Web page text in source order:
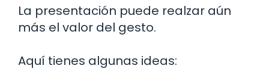
La presentación puede realzar aún
más el valor del gesto.
Aquí tienes algunas ideas: